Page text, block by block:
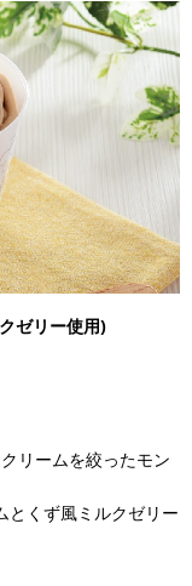
ゼリー使用)
リームを絞ったモン
とくず風ミルクゼリー